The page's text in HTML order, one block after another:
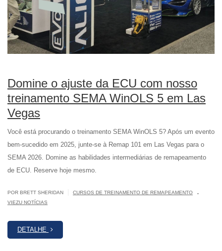
Domine o ajuste da ECU com nosso
treinamento SEMA WinOLS 5 em Las
Vegas
Você está procurando o treinamento SEMA WinOLS 5? Após um evento
bem-sucedido em 2025, junte-se à Remap 101 em Las Vegas para o
SEMA 2026. Domine as habilidades intermediárias de remapeamento
de ECU. Reserve hoje mesmo.
POR BRETT SHERIDAN CURSOS DE TREINAMENTO DE REMAPEAMENTO .
VIEZU NOTÍCIAS
DETALHE